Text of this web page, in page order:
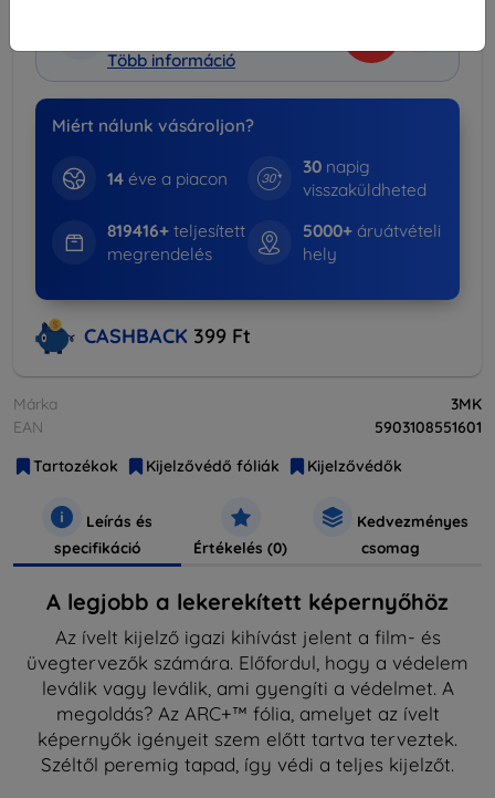
Több információ
Miért nálunk vásároljon?
14éve a piacon
30 napig
visszaküldheted
819416+teljesített
megrendelés
5000+ áruátvételi
hely
CASHBACK 399 Ft
Márka
3MK
EAN
5903108551601
Tartozékok
Kijelzővédő fóliák Kijelzővédők
Leírás és
specifikáció
Értékelés (0)
Kedvezményes
csomag
A legjobb a lekerekített képernyőhöz
Az ívelt kijelző igazi kihívást jelent a film- és
üvegtervezők számára. Előfordul, hogy a védelem
leválik vagy leválik, ami gyengíti a védelmet. A
megoldás? Az ARC+™ fólia, amelyet az ívelt
képernyők igényeit szem előtt tartva terveztek.
Széltől peremig tapad, így védi a teljes kijelzőt.